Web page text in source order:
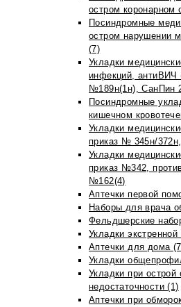
остром коронарном
Посиндромные
остром нарушении
(7)
Укладки
инфекций, антиВИЧ
№189н(1н), СанПин
Посиндромные
кишечном
Укладки
приказ № 345н/
Укладки
приказ №342,
№162(4)
Аптечки первой
Наборы для врача
Фельдшерские
Укладки
Аптечки для дома
Укладки
Укладки при острой
недостаточности (1)
Аптечки при